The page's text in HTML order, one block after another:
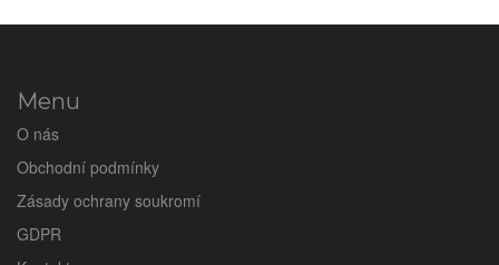
Menu
O nás
Obchodní podmínky
Zásady ochrany soukromí
GDPR